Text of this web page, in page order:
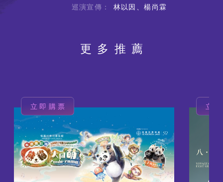
巡演宣傳：
林以因、楊尚霖
更多推薦
立即購票
圖
片
立
圖